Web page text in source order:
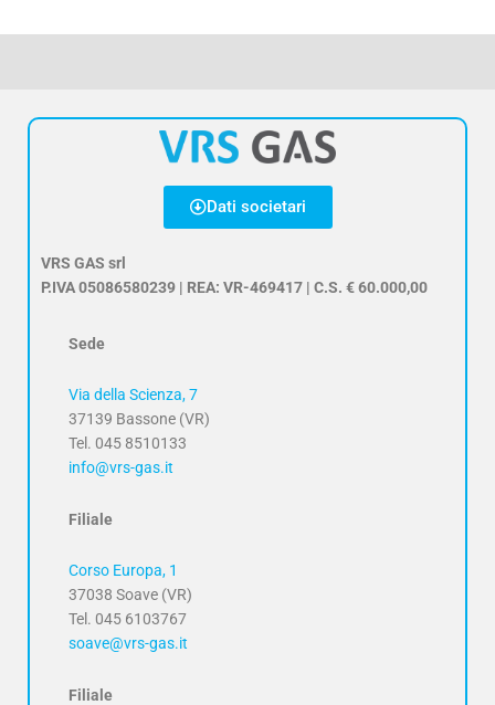
Dati societari
VRS GAS srl
P.IVA 05086580239 | REA: VR-469417 | C.S. € 60.000,00
Sede
Via della Scienza, 7
37139 Bassone (VR)
Tel. 045 8510133
info@vrs-gas.it
Filiale
Corso Europa, 1
37038 Soave (VR)
Tel. 045 6103767
soave@vrs-gas.it
Filiale